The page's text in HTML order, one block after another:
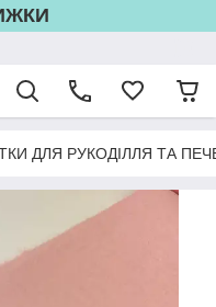
ДЛЯ РУКОДІЛЛЯ ТА